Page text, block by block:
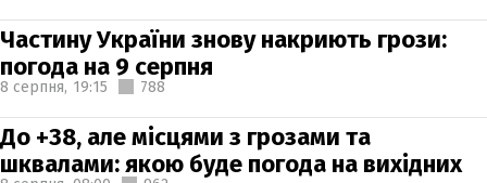
Частину України знову накриють грози:
погода на 9 серпня
8 серпня, 19:15 788
До +38, але місцями з грозами та
шквалами: якою буде погода на вихідних